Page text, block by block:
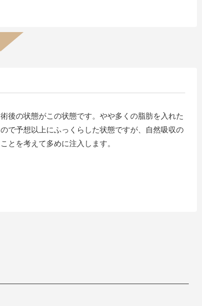
術後の状態がこの状態です。やや多くの脂肪を入れた
ので予想以上にふっくらした状態ですが、自然吸収の
ことを考えて多めに注入します。